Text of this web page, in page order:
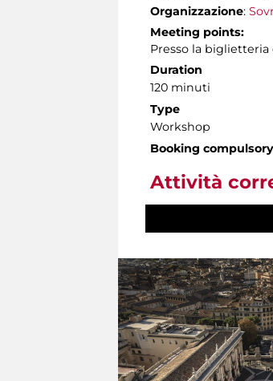
Organizzazione:
Meeting points:
Presso la biglietteria
Duration
120 minuti
Type
Workshop
Booking
Attività